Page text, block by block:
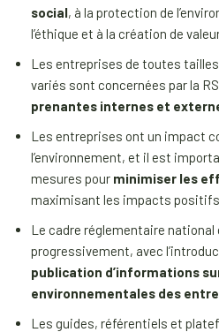
social, à la protection de
l’éthique et à la création de
Les entreprises de toutes
variés sont concernées par la
prenantes internes et
Les entreprises ont un impact
l’environnement, et il est
mesures pour minimiser les
maximisant les impacts
Le cadre réglementaire national
progressivement, avec
publication d’informations
environnementales des
Les guides, référentiels et